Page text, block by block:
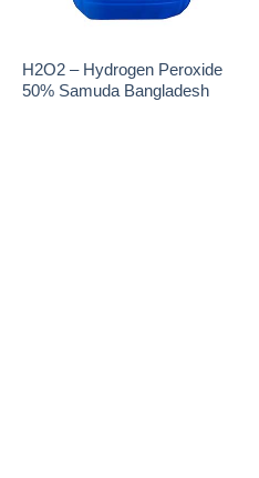
H2O2 – Hydrogen Peroxide
50% Samuda Bangladesh